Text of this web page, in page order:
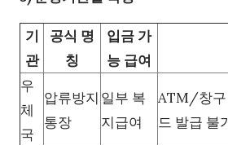
기
관
공식 명
칭
입금 가
능 급여
우
체
국
압류방지
통장
일부 복
지급여
ATM/창구
드 발급 불